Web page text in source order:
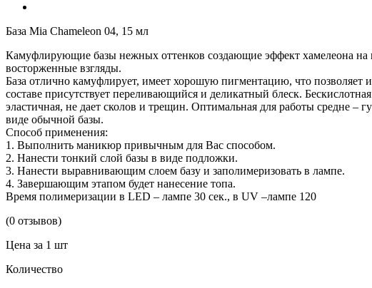
База Mia Chameleon 04, 15 мл
Камуфлирующие базы нежных оттенков создающие эффект хамелеона на
восторженные взгляды.
База отлично камуфлирует, имеет хорошую пигментацию, что позволяет
составе присутствует переливающийся и деликатный блеск.
эластичная, не дает сколов и трещин. Оптимальная для работы средне –
виде обычной базы.
Способ применения:
1. Выполнить маникюр привычным для Вас способом.
2. Нанести тонкий слой базы в виде подложки.
3. Нанести выравнивающим слоем базу и заполимеризовать в лампе.
4. Завершающим этапом будет нанесение топа.
Время полимеризации в LED – лампе 30 сек., в UV –лампе 120
(0 отзывов)
Цена за 1 шт
Количество